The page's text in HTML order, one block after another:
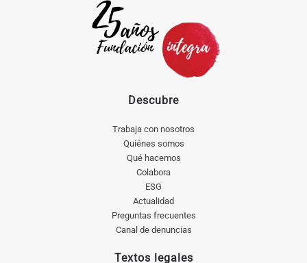
Descubre
Trabaja con nosotros
Quiénes somos
Qué hacemos
Colabora
ESG
Actualidad
Preguntas frecuentes
Canal de denuncias
Textos legales